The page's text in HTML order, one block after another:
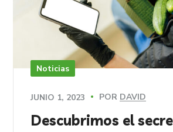
Noticias
JUNIO 1, 2023 POR DAVID
Descubrimos el